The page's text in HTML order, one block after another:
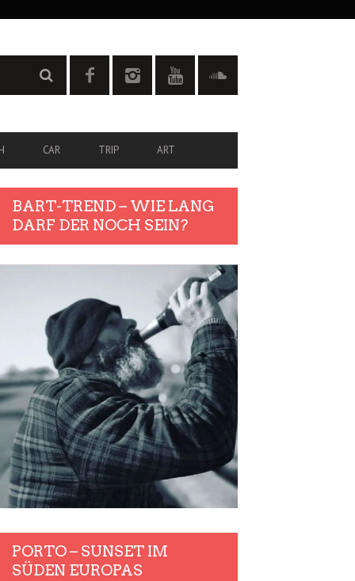
CAR TRIP ART
BART-TREND – WIE LANG
DARF DER NOCH SEIN?
PORTO – SUNSET IM
SÜDEN EUROPAS